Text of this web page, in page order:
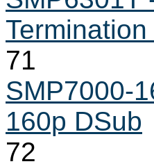
71
SMP7000-
160p DSub
72